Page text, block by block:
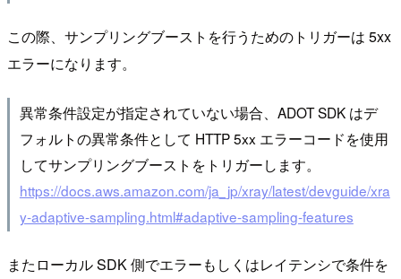
この際、サンプリングブーストを行うためのトリガーは 5xx
エラーになります。
異常条件設定が指定されていない場合、ADOT SDK はデ
フォルトの異常条件として HTTP 5xx エラーコードを使用
してサンプリングブーストをトリガーします。
https://docs.aws.amazon.com/ja_jp/xray/latest/devguide/xra
y-adaptive-sampling.html#adaptive-sampling-features
またローカル SDK 側でエラーもしくはレイテンシで条件を